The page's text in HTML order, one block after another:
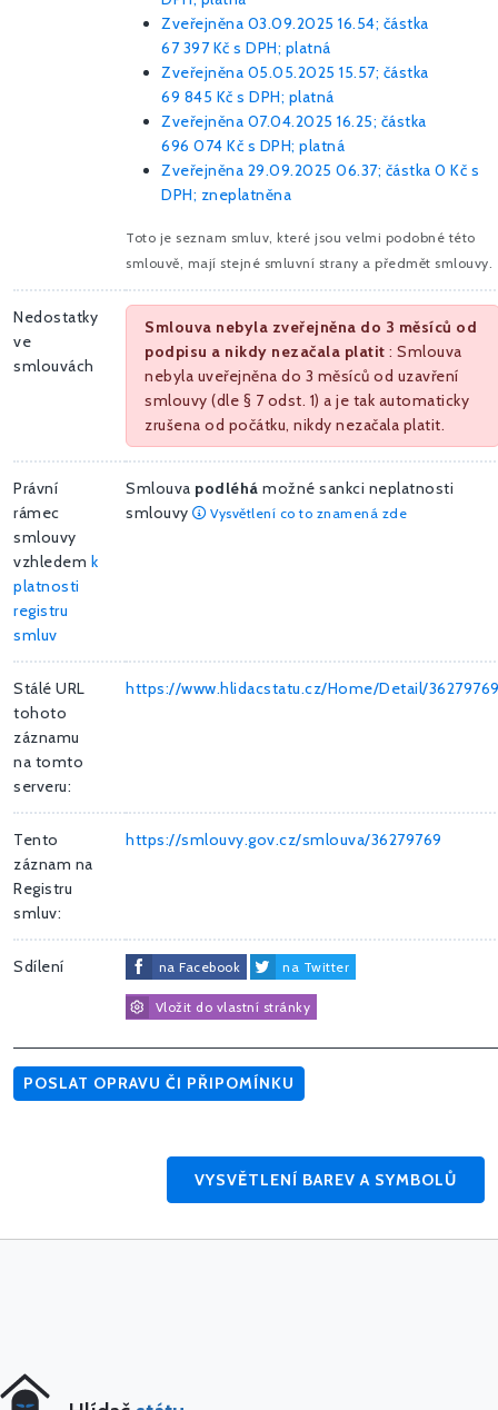
Zveřejněna 03.09.2025 16.54; částka
67 397 Kč s DPH; platná
Zveřejněna 05.05.2025 15.57; částka
69 845 Kč s DPH; platná
Zveřejněna 07.04.2025 16.25; částka
696 074 Kč s DPH; platná
Zveřejněna 29.09.2025 06.37; částka 0 Kč s
DPH; zneplatněna
Toto je seznam smluv, které jsou velmi podobné této
smlouvě, mají stejné smluvní strany a předmět smlouvy.
Nedostatky
ve
smlouvách
Smlouva nebyla zveřejněna do 3 měsíců od
podpisu a nikdy nezačala platit : Smlouva
nebyla uveřejněna do 3 měsíců od uzavření
smlouvy (dle § 7 odst. 1) a je tak automaticky
zrušena od počátku, nikdy nezačala platit.
Právní
rámec
smlouvy
vzhledem k
platnosti
registru
smluv
Smlouva podléhá možné sankci neplatnosti
smlouvy
Vysvětlení co to znamená zde
Stálé URL
tohoto
záznamu
na tomto
serveru:
https://www.hlidacstatu.cz/Home/Detail/
Tento
záznam na
Registru
smluv:
https://smlouvy.gov.cz/smlouva/36279769
Sdílení na Facebook na Twitter
Vložit do vlastní stránky
POSLAT OPRAVU ČI PŘIPOMÍNKU
VYSVĚTLENÍ BAREV A SYMBOLŮ